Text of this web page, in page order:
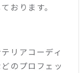
おります。
リアコーディ
のプロフェッ